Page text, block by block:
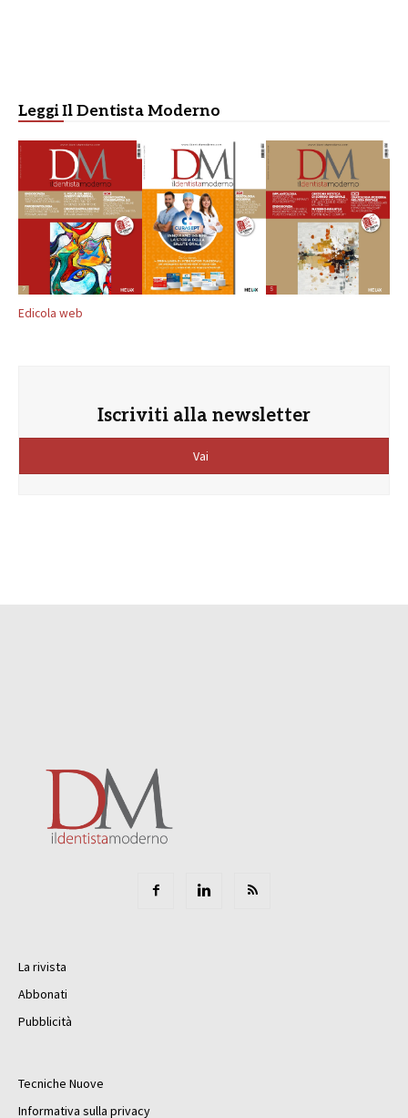
Leggi Il Dentista Moderno
Edicola web
Iscriviti alla newsletter
Vai
La rivista
Abbonati
Pubblicità
Tecniche Nuove
Informativa sulla privacy